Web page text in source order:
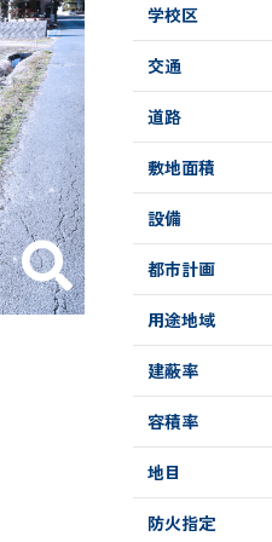
学校区
交通
道路
敷地面積
設備
都市計画
用途地域
建蔽率
容積率
地目
防火指定